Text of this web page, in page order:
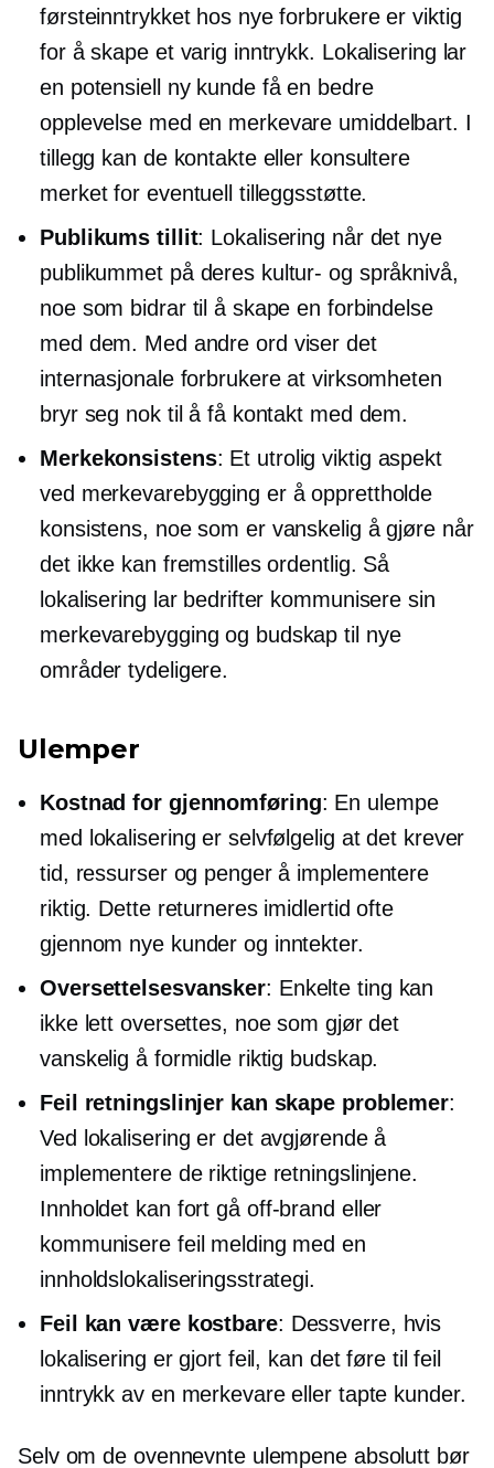
førsteinntrykket hos nye forbrukere er viktig
for å skape et varig inntrykk. Lokalisering lar
en potensiell ny kunde få en bedre
opplevelse med en merkevare umiddelbart. I
tillegg kan de kontakte eller konsultere
merket for eventuell tilleggsstøtte.
Publikums tillit: Lokalisering når det nye
publikummet på deres kultur- og språknivå,
noe som bidrar til å skape en forbindelse
med dem. Med andre ord viser det
internasjonale forbrukere at virksomheten
bryr seg nok til å få kontakt med dem.
Merkekonsistens: Et utrolig viktig aspekt
ved merkevarebygging er å opprettholde
konsistens, noe som er vanskelig å gjøre når
det ikke kan fremstilles ordentlig. Så
lokalisering lar bedrifter kommunisere sin
merkevarebygging og budskap til nye
områder tydeligere.
Ulemper
Kostnad for gjennomføring: En ulempe
med lokalisering er selvfølgelig at det krever
tid, ressurser og penger å implementere
riktig. Dette returneres imidlertid ofte
gjennom nye kunder og inntekter.
Oversettelsesvansker: Enkelte ting kan
ikke lett oversettes, noe som gjør det
vanskelig å formidle riktig budskap.
Feil retningslinjer kan skape problemer:
Ved lokalisering er det avgjørende å
implementere de riktige retningslinjene.
Innholdet kan fort gå off-brand eller
kommunisere feil melding med en
innholdslokaliseringsstrategi.
Feil kan være kostbare: Dessverre, hvis
lokalisering er gjort feil, kan det føre til feil
inntrykk av en merkevare eller tapte kunder.
Selv om de ovennevnte ulempene absolutt bør